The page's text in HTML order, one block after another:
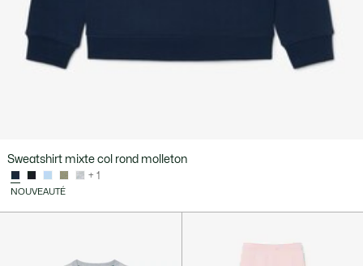
Sweatshirt mixte col rond molleton
+ 1
NOUVEAUTÉ